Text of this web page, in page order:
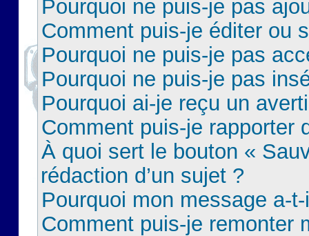
Pourquoi ne puis-je pas
Comment puis-je éditer ou
Pourquoi ne puis-je pas
Pourquoi ne puis-je pas
Pourquoi ai-je reçu un
Comment puis-je rapporter
À quoi sert le bouton «
rédaction d’un sujet ?
Pourquoi mon message a-
Comment puis-je remonter